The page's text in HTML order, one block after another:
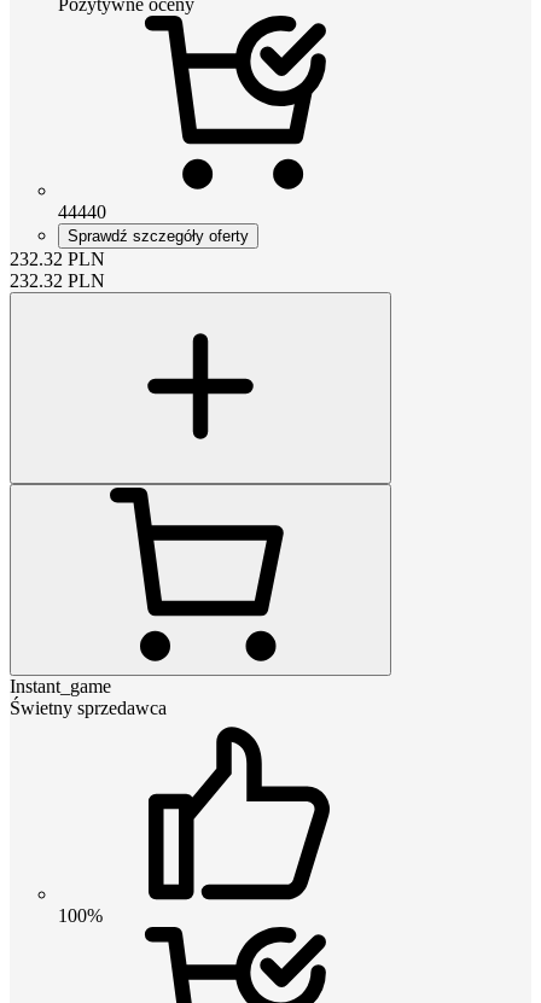
44440
Sprawdź szczegóły oferty
232.32 PLN
232.32 PLN
Instant_game
Świetny sprzedawca
100%